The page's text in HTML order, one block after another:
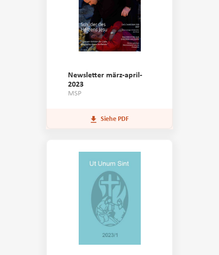
Newsletter märz-april-
2023
MSP
Siehe PDF